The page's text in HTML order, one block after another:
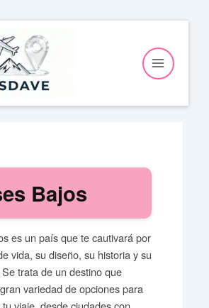
Bajos
es un país que te cautivará por
vida, su diseño, su historia y su
trata de un destino que
variedad de opciones para